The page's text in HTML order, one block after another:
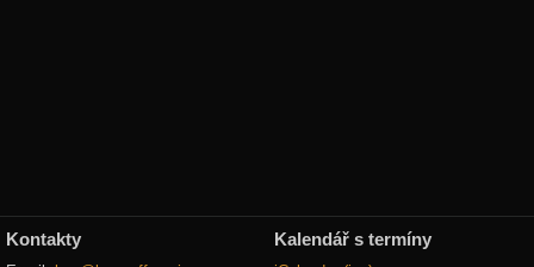
Kontakty Kalendář s termíny